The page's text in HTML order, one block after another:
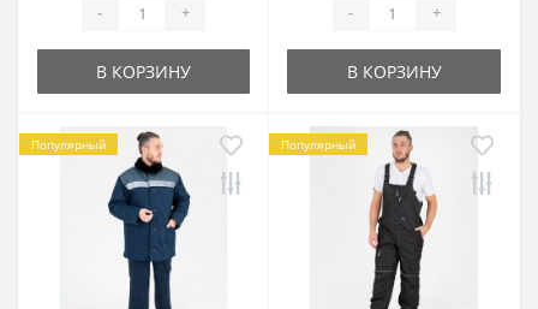
- +
В КОРЗИНУ
- +
В КОРЗИНУ
Популярный Популярный